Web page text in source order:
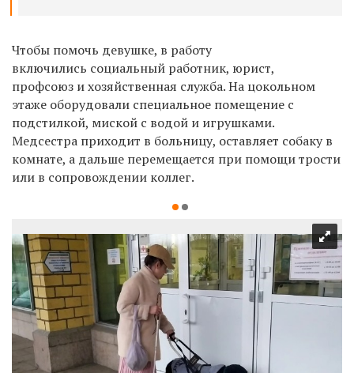
Чтобы помочь девушке, в работу
включились социальный работник, юрист,
профсоюз и хозяйственная служба. На цокольном
этаже оборудовали специальное помещение с
подстилкой, миской с водой и игрушками.
Медсестра приходит в больницу, оставляет собаку в
комнате, а дальше перемещается при помощи трости
или в сопровождении коллег.